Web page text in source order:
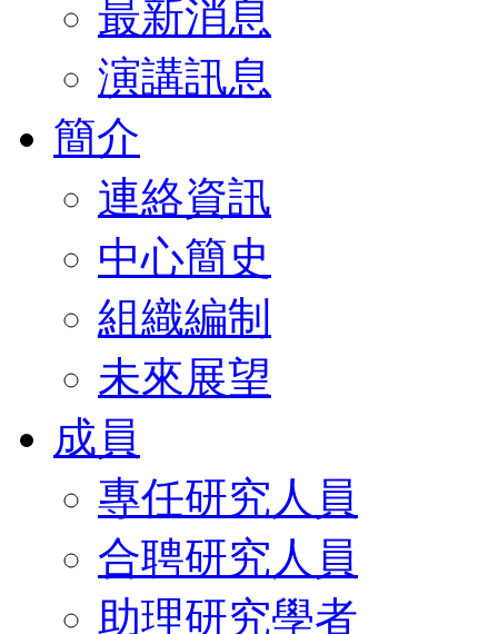
最新消息
演講訊息
簡介
連絡資訊
中心簡史
組織編制
未來展望
成員
專任研究人員
合聘研究人員
助理研究學者